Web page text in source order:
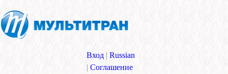
Вход | Russian
| Соглашение